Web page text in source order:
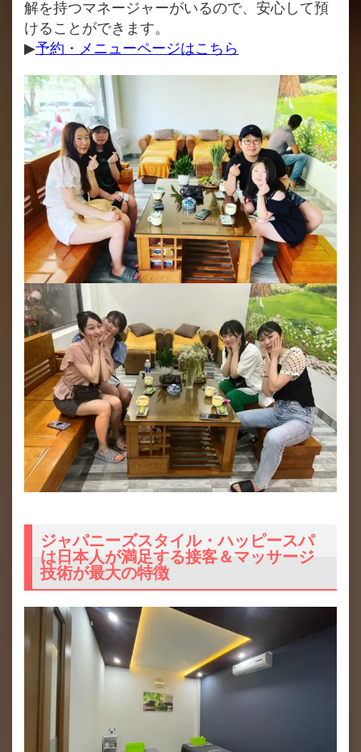
解を持つマネージャーがいるので、安心して預
けることができます。
▶予約・メニューページはこちら
ジャパニーズスタイル・ハッピースパ
は日本人が満足する接客＆マッサージ
技術が最大の特徴